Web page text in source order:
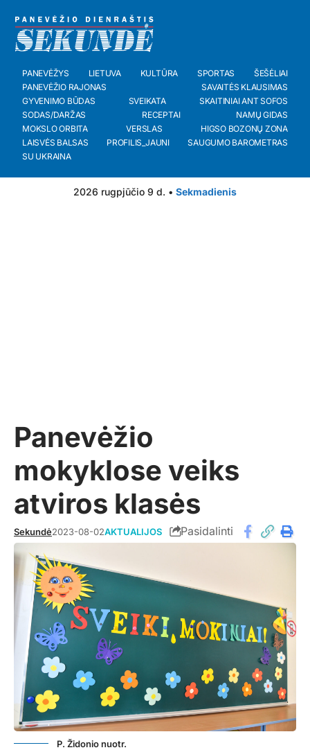
PANEVĖŽYS LIETUVA KULTŪRA SPORTAS
ŠEŠĖLIAI
PANEVĖŽIO RAJONAS
SAVAITĖS KLAUSIMAS
GYVENIMO BŪDAS
SVEIKATA
SKAITINIAI ANT SOFOS
SODAS/DARŽAS
RECEPTAI
NAMŲ GIDAS
MOKSLO ORBITA
VERSLAS
HIGSO BOZONŲ ZONA
LAISVĖS BALSAS
PROFILIS_JAUNI
SAUGUMO BAROMETRAS
SU UKRAINA
2026 rugpjūčio 9 d. • Sekmadienis
Panevėžio
mokyklose veiks
atviros klasės
Sekundė2023-08-02AKTUALIJOS Pasidalinti
P. Židonio nuotr.